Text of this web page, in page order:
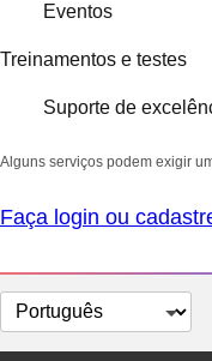
Eventos
Treinamentos e testes
Suporte de
Alguns serviços podem exigir
Faça login ou
Selecionar
idioma